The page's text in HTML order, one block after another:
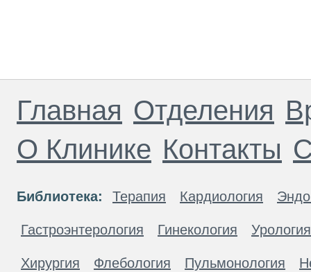
Главная Отделения
О Клинике Контакты
Библиотека: Терапия Кардиология
Гастроэнтерология Гинекология Урология
Хирургия Флебология Пульмонология